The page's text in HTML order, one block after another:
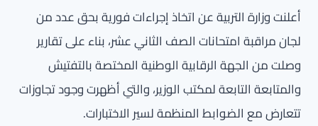
أعلنت وزارة التربية عن اتخاذ إجراءات فورية بحق عدد من
لجان مراقبة امتحانات الصف الثاني عشر، بناء على تقارير
وصلت من الجهة الرقابية الوطنية المختصة بالتفتيش
والمتابعة التابعة لمكتب الوزير، والتي أظهرت وجود تجاوزات
تتعارض مع الضوابط المنظمة لسير الاختبارات.